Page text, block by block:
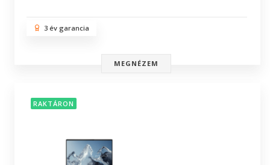
3 év garancia
MEGNÉZEM
RAKTÁRON